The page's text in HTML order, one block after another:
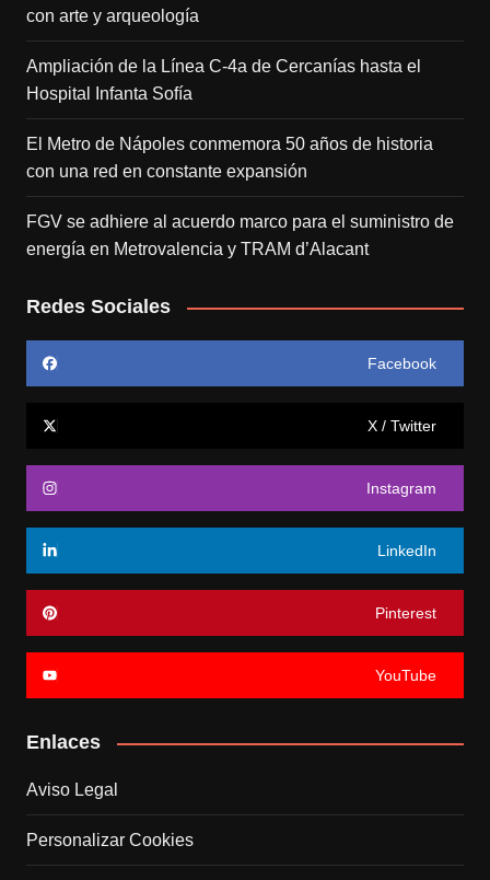
con arte y arqueología
Ampliación de la Línea C-4a de Cercanías hasta el
Hospital Infanta Sofía
El Metro de Nápoles conmemora 50 años de historia
con una red en constante expansión
FGV se adhiere al acuerdo marco para el suministro de
energía en Metrovalencia y TRAM d’Alacant
Redes Sociales
Facebook
X / Twitter
Instagram
LinkedIn
Pinterest
YouTube
Enlaces
Aviso Legal
Personalizar Cookies